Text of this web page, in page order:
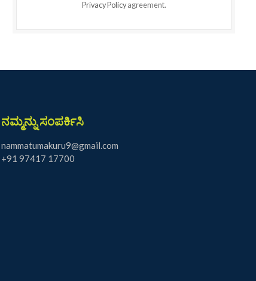
Privacy Policyagreement.
ನಮ್ಮನ್ನು ಸಂಪರ್ಕಿಸಿ
nammatumakuru9@gmail.com
+91 97417 17700